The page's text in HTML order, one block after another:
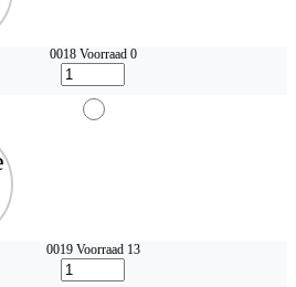
0018 Voorraad 0
0019 Voorraad 13